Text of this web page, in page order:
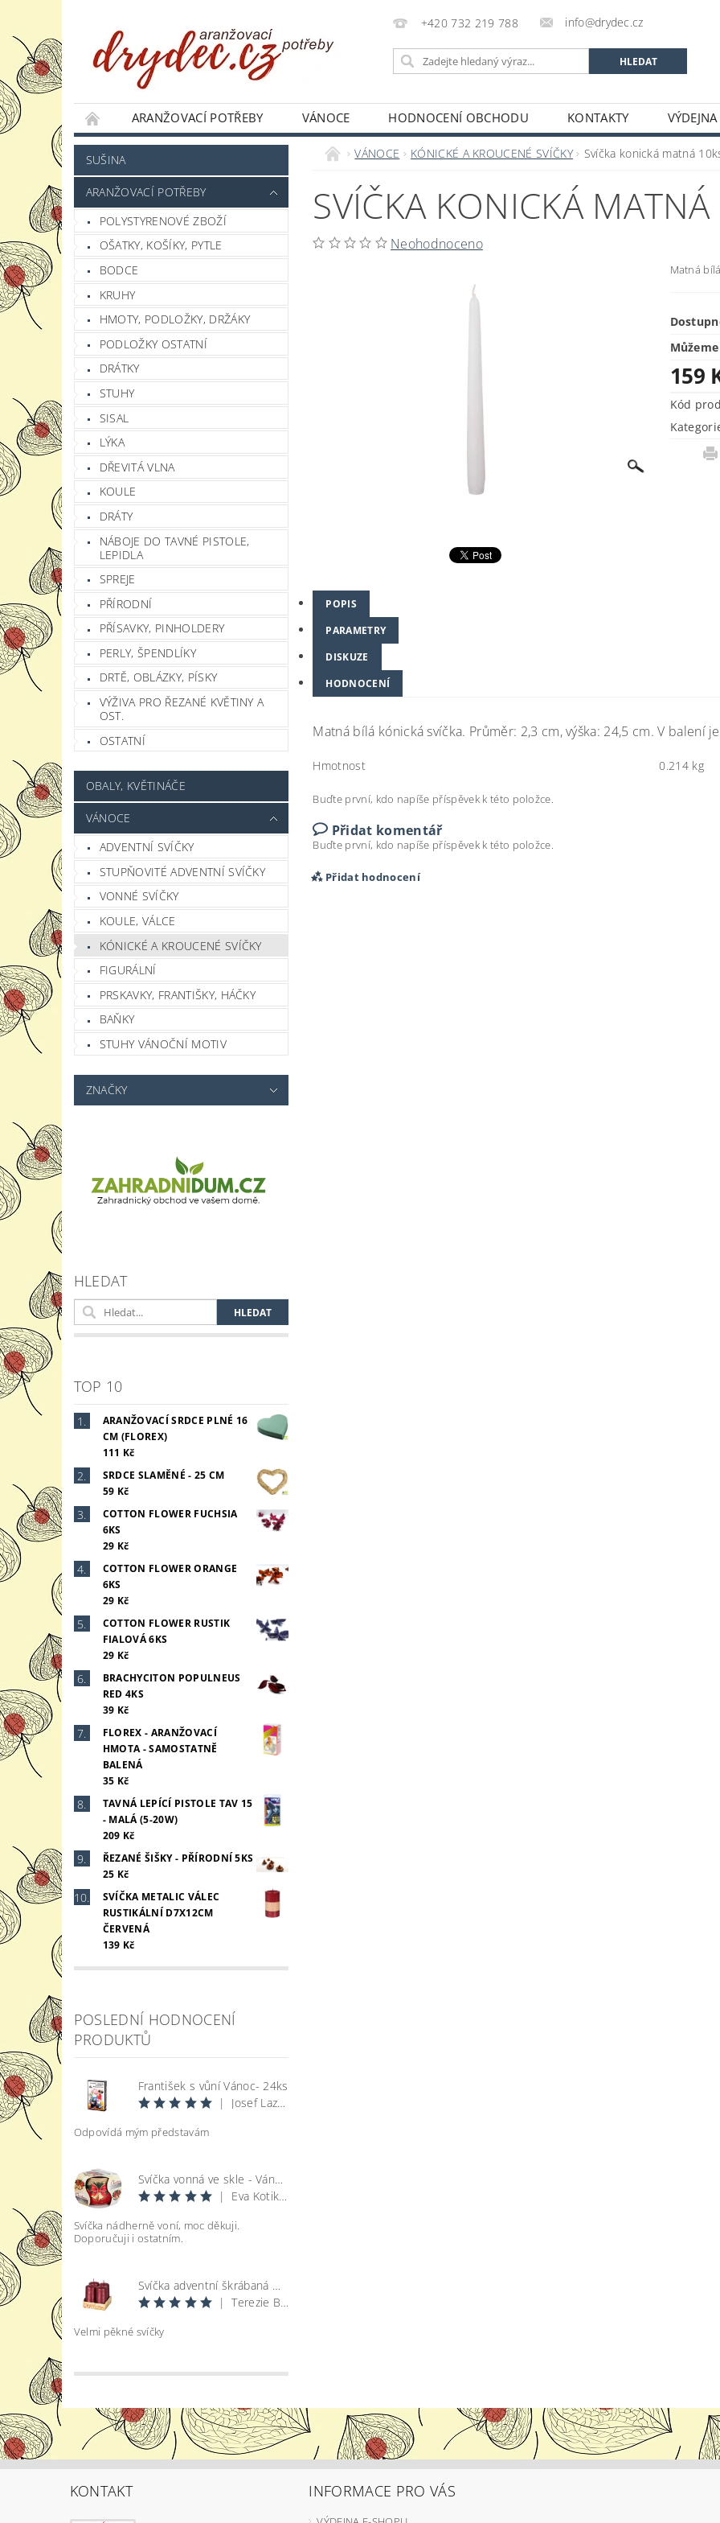
+420 732 219 788 info@drydec.cz
ARANŽOVACÍ POTŘEBY VÁNOCE HODNOCENÍ OBCHODU KONTAKTY
JAK NAKUPOVAT
PODMÍNKY OCHRANY OSOBNÍCH ÚDAJŮ OBCHODNÍ PODMÍNKY
SUŠINA
ARANŽOVACÍ POTŘEBY
POLYSTYRENOVÉ ZBOŽÍ
OŠATKY, KOŠÍKY, PYTLE
BODCE
KRUHY
HMOTY, PODLOŽKY, DRŽÁKY
PODLOŽKY OSTATNÍ
DRÁTKY
STUHY
SISAL
LÝKA
DŘEVITÁ VLNA
KOULE
DRÁTY
NÁBOJE DO TAVNÉ PISTOLE,
LEPIDLA
SPREJE
PŘÍRODNÍ
PŘÍSAVKY, PINHOLDERY
PERLY, ŠPENDLÍKY
DRTĚ, OBLÁZKY, PÍSKY
VÝŽIVA PRO ŘEZANÉ KVĚTINY A
OST.
OSTATNÍ
OBALY, KVĚTINÁČE
VÁNOCE
ADVENTNÍ SVÍČKY
STUPŇOVITÉ ADVENTNÍ SVÍČKY
VONNÉ SVÍČKY
KOULE, VÁLCE
KÓNICKÉ A KROUCENÉ SVÍČKY
FIGURÁLNÍ
PRSKAVKY, FRANTIŠKY, HÁČKY
BAŇKY
STUHY VÁNOČNÍ MOTIV
ZNAČKY
HLEDAT
TOP 10
ARANŽOVACÍ SRDCE PLNÉ 16
CM (FLOREX)
111 Kč
SRDCE SLAMĚNÉ - 25 CM
59 Kč
COTTON FLOWER FUCHSIA
6KS
29 Kč
COTTON FLOWER ORANGE
6KS
29 Kč
COTTON FLOWER RUSTIK
FIALOVÁ 6KS
29 Kč
BRACHYCITON POPULNEUS
RED 4KS
39 Kč
FLOREX - ARANŽOVACÍ
HMOTA - SAMOSTATNĚ
BALENÁ
35 Kč
TAVNÁ LEPÍCÍ PISTOLE TAV 15
- MALÁ (5-20W)
209 Kč
ŘEZANÉ ŠIŠKY - PŘÍRODNÍ 5KS
25 Kč
SVÍČKA METALIC VÁLEC
RUSTIKÁLNÍ D7X12CM
ČERVENÁ
139 Kč
POSLEDNÍ HODNOCENÍ
PRODUKTŮ
František s vůní Vánoc- 24ks
|
Josef Lazecký
Odpovídá mým představám
Svíčka vonná ve skle - Vánoce
|
Eva Kotikova
Svíčka nádherně voní, moc děkuji.
Doporučuji i ostatním.
Svíčka adventní škrábaná metal lesk - bordó d4x8cm 4ks
|
Terezie Bohatová
Velmi pěkné svíčky
VÁNOCE KÓNICKÉ A KROUCENÉ SVÍČKY Svíčka konická matná
SVÍČKA KONICKÁ
Neohodnoceno
Matná
159
Kód
POPIS
PARAMETRY
DISKUZE
HODNOCENÍ
Matná bílá kónická svíčka. Průměr: 2,3 cm, výška: 24,5 cm. V balení
Hmotnost 0.214 kg
Buďte první, kdo napíše příspěvek k této položce.
Přidat komentář
Buďte první, kdo napíše příspěvek k této položce.
Přidat hodnocení
KONTAKT INFORMACE PRO VÁS